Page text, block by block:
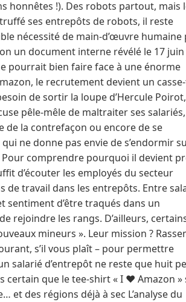
honnêtes !). Des robots partout, mais
ses entrepôts de robots, il reste
nécessité de main-d’œuvre humaine
un document interne révélé le 17 juin
pourrait bien faire face à une énorme
le recrutement devient un
de sortir la loupe d’Hercule
pêle-mêle de maltraiter ses
de la contrefaçon ou encore de se
ne donne pas envie de s’endormir
comprendre pourquoi il devient
d’écouter les employés du secteur
travail dans les entrepôts. Entre
sentiment d’être traqués dans un
rejoindre les rangs. D’ailleurs,
mineurs ». Leur mission ?
s’il vous plaît – pour permettre
salarié d’entrepôt ne reste que huit
certain que le tee-shirt « I ❤️ Amazon »
et des régions déjà à sec L’analyse du